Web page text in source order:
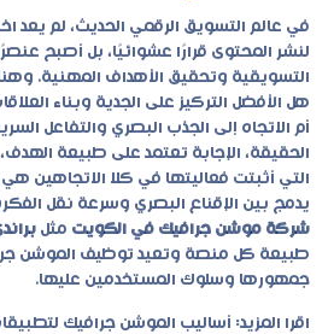
في عالم التسويق الرقمي الحديث، لم يعد
لنشر المحتوى قرارًا عشوائيًا، بل أصبح
التسويقية وتحقيق الأهداف المهنية.
الحقيقة، الإجابة تعتمد على طبيعة
التي أثبتت فعاليتها في كلا الاتجاهين هي
يدمج بين الإقناع البصري وسرعة نقل
شركة موشن جرافيك في الكويت مثل
طبيعة كل منصة وتعيد توظيف الموشن
جمهورها وسلوك المستخدمين عليها.
اقرا المزيد: أساليب الموشن جرافيك